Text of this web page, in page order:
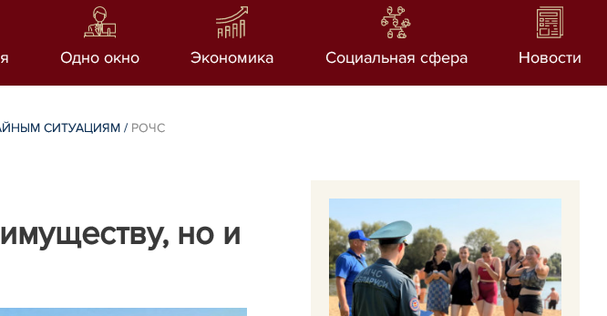
Одно окно Экономика Социальная сфера Новости
СИТУАЦИЯМ / РОЧС
но и